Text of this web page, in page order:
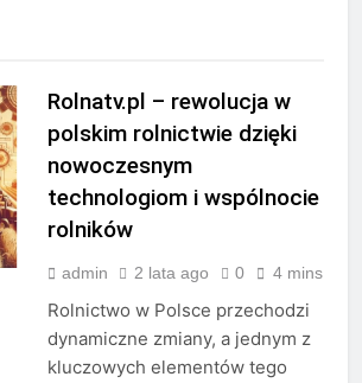
Rolnatv.pl – rewolucja w
polskim rolnictwie dzięki
nowoczesnym
technologiom i wspólnocie
rolników
admin 2 lata ago 0 4 mins
Rolnictwo w Polsce przechodzi
dynamiczne zmiany, a jednym z
kluczowych elementów tego